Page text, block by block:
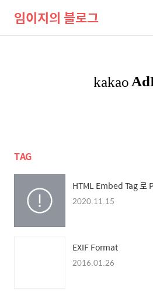
임이지의 블로그
TAG
HTML Embed Tag 로
2020.11.15
EXIF Format
2016.01.26